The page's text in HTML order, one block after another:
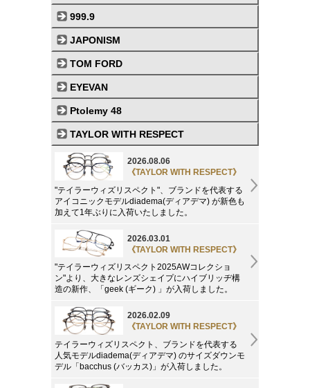
999.9
JAPONISM
TOM FORD
EYEVAN
Ptolemy 48
TAYLOR WITH RESPECT
2026.08.06
《TAYLOR WITH RESPECT》
"テイラーウィズリスペクト"、ブランドを代表する
アイコニックモデルdiadema(ディアデマ) が新色も
加えて1年ぶりに入荷いたしました。
2026.03.01
《TAYLOR WITH RESPECT》
"テイラーウィズリスペクト2025AWコレクショ
ン"より、大きなレンズシェイプにハイブリッヂ構
造の新作、「geek (ギーク) 」が入荷しました。
2026.02.09
《TAYLOR WITH RESPECT》
テイラーウィズリスペクト、ブランドを代表する
人気モデルdiadema(ディアデマ) のサイズダウンモ
デル「bacchus (バッカス)」が入荷しました。